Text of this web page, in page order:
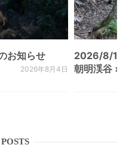
お知らせ
2026年8月4日
2026/8/
朝明渓谷 ×